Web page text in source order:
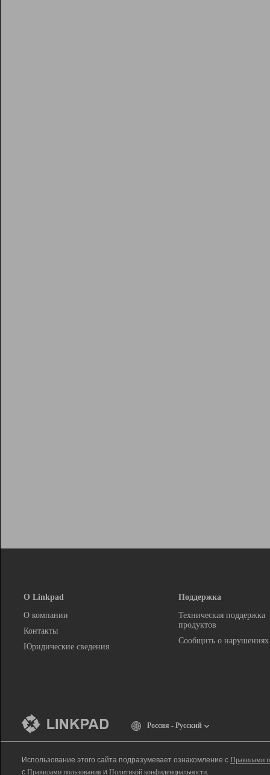
О Linkpad
О компании
Контакты
Юридические сведения
Поддержка
Техническая поддержка
продуктов
Сообщить о нарушениях
Россия - Русский
Использование этого сайта подразумевает ознакомление с Правилами
с Правилами пользования и Политикой конфиденциальности.